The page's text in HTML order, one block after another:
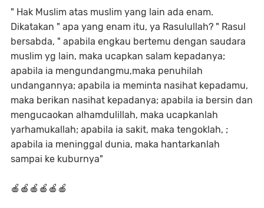
" Hak Muslim atas muslim yang lain ada enam.
Dikatakan " apa yang enam itu, ya Rasulullah? " Rasul
bersabda, " apabila engkau bertemu dengan saudara
muslim yg lain, maka ucapkan salam kepadanya;
apabila ia mengundangmu,maka penuhilah
undangannya; apabila ia meminta nasihat kepadamu,
maka berikan nasihat kepadanya; apabila ia bersin dan
mengucaokan alhamdulillah, maka ucapkanlah
yarhamukallah; apabila ia sakit, maka tengoklah, ;
apabila ia meninggal dunia, maka hantarkanlah
sampai ke kuburnya"
🍎🍎🍎🍎🍎🍎